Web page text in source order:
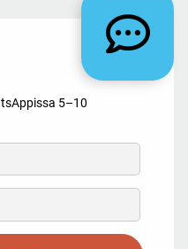
5–10